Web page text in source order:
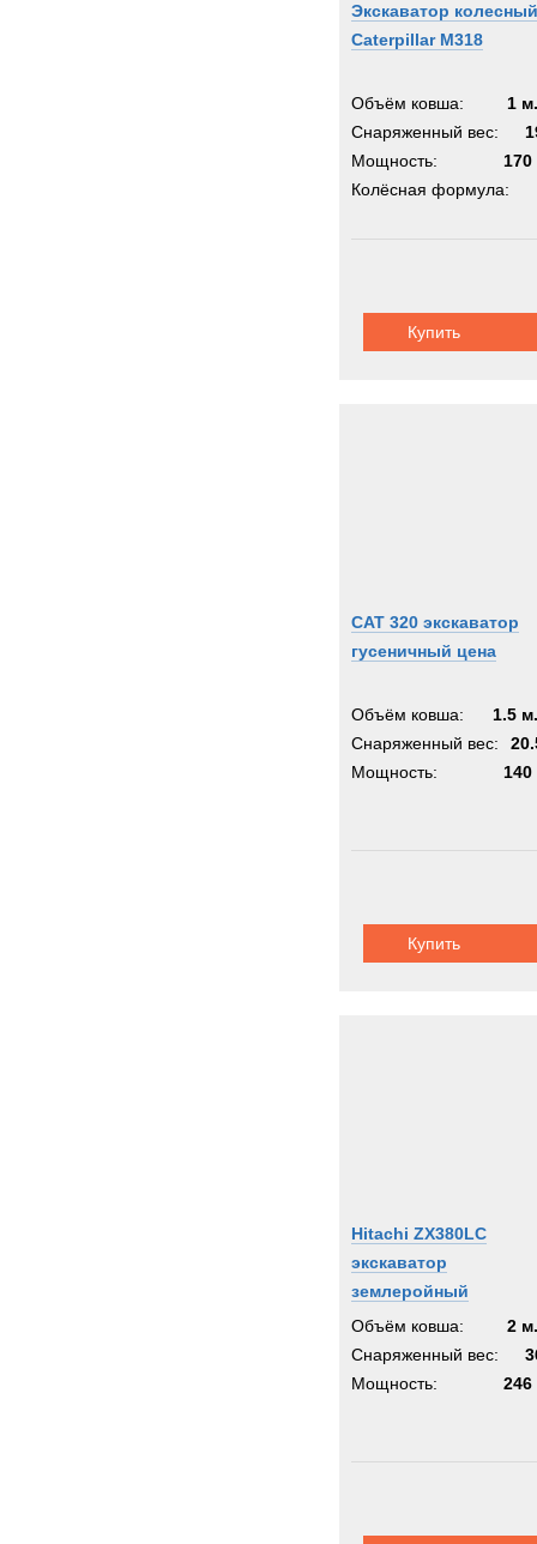
Экскаватор колесный
Caterpillar M318
Объём ковша:
1
Снаряженный вес:
Мощность:
170
Колёсная формула:
Купить
CAT 320 экскаватор
гусеничный цена
Объём ковша:
1.5
Снаряженный вес:
Мощность:
140
Купить
Hitachi ZX380LC
экскаватор
землеройный
Объём ковша:
2
Снаряженный вес:
Мощность:
246